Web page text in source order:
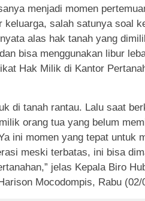
menjadi momen
salah satunya soal
alas hak tanah yang
bisa menggunakan libur
Hak Milik di Kantor
di tanah rantau. Lalu saat
orang tua yang belum
ini momen yang tepat untuk
meski terbatas, ini bisa
jelas Kepala Biro
Mocodompis, Rabu (02/